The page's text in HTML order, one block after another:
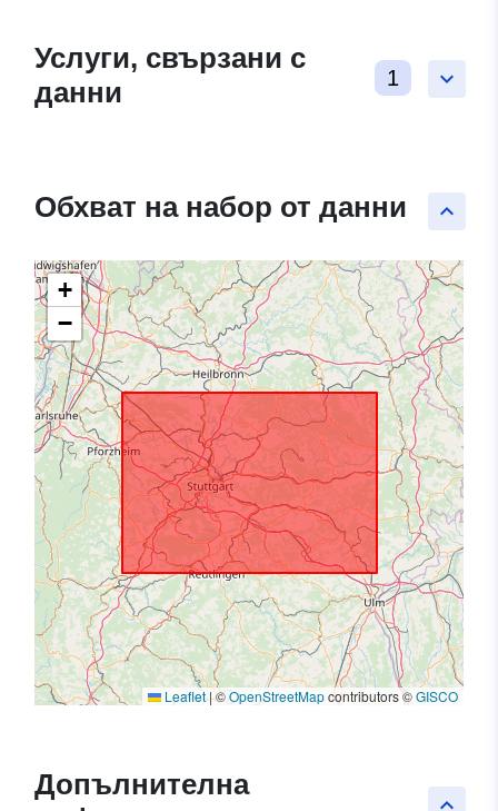
keyboard_arrow_down
Услуги, свързани с
данни
1
keyboard_arrow_up
Обхват на набор от данни
+
−
Leaflet | ©OpenStreetMapcontributors ©GISCO
Допълнителна